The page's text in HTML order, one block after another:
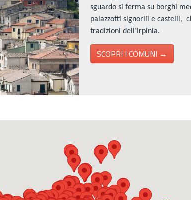
sguardo si ferma su borghi
palazzotti signorili e castelli,
tradizioni dell’Irpinia.
SCOPRI I COMUNI →